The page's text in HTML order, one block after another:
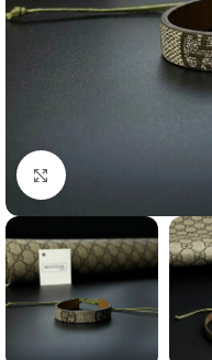
clicca per ingrandire